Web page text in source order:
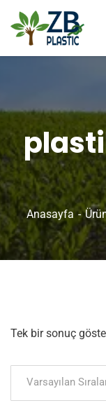
Anasayfa
Tek bir sonuç
Varsayılan